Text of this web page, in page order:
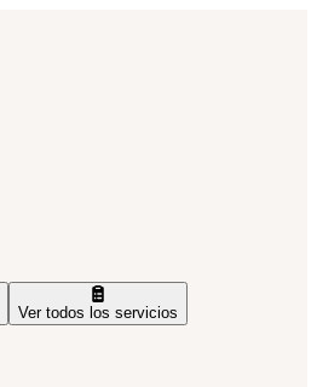
Ver todos los servicios